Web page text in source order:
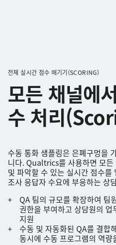
전체 실시간 점수 매기기(SCORING)
모든 채널에
수 처리
수동 통화 샘플링은 은폐구멍을
니다. Qualtrics를 사용하면 모든
및 파악할 수 있는 실시간 점수
조사 응답자 수요에 부응하는 상
QA 팀의 규모를 확장하여 팀
권한을 부여하고 상담원의
지원
수동 및 자동화된 QA를 결합
동시에 수동 프로그램의 역